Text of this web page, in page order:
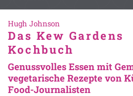
Hugh Johnson
Das Kew Gardens
Kochbuch
Genussvolles Essen mit
vegetarische Rezepte von
Food-Journalisten